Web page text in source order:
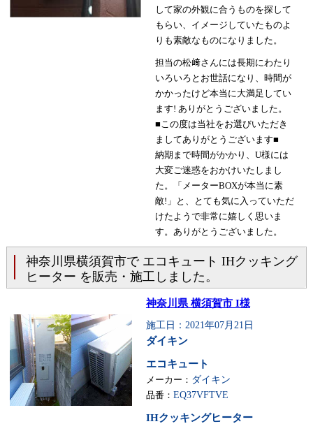
して家の外観に合うものを探して
もらい、イメージしていたものよ
りも素敵なものになりました。
担当の松﨑さんには長期にわたり
いろいろとお世話になり、時間が
かかったけど本当に大満足してい
ます! ありがとうございました。
■この度は当社をお選びいただき
ましてありがとうございます■
納期まで時間がかかり、U様には
大変ご迷惑をおかけいたしまし
た。「メーターBOXが本当に素
敵!」と、とても気に入っていただ
けたようで非常に嬉しく思いま
す。ありがとうございました。
神奈川県横須賀市で エコキュート IHクッキング
ヒーター を販売・施工しました。
神奈川県 横須賀市 I様
施工日：2021年07月21日
ダイキン
エコキュート
メーカー： ダイキン
品番： EQ37VFTVE
IHクッキングヒーター